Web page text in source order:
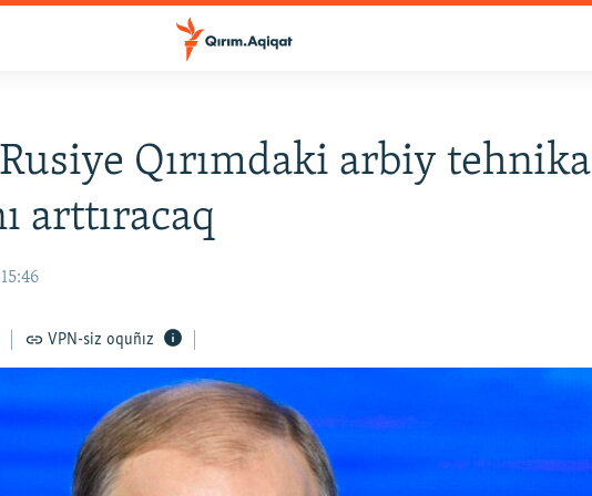
Qırımdaki arbiy tehnika
arttıracaq
VPN-siz oquñız